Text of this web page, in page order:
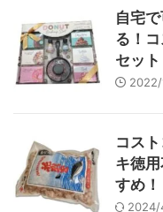
自宅
る！
セット
コス
キ徳
すめ！
2024/